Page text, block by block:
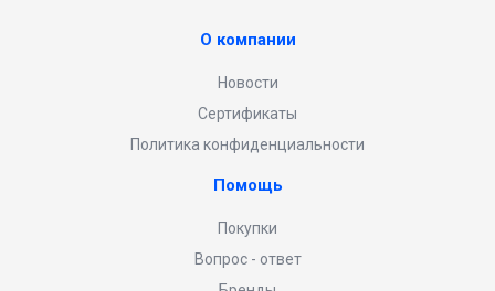
О компании
Новости
Сертификаты
Политика конфиденциальности
Помощь
Покупки
Вопрос - ответ